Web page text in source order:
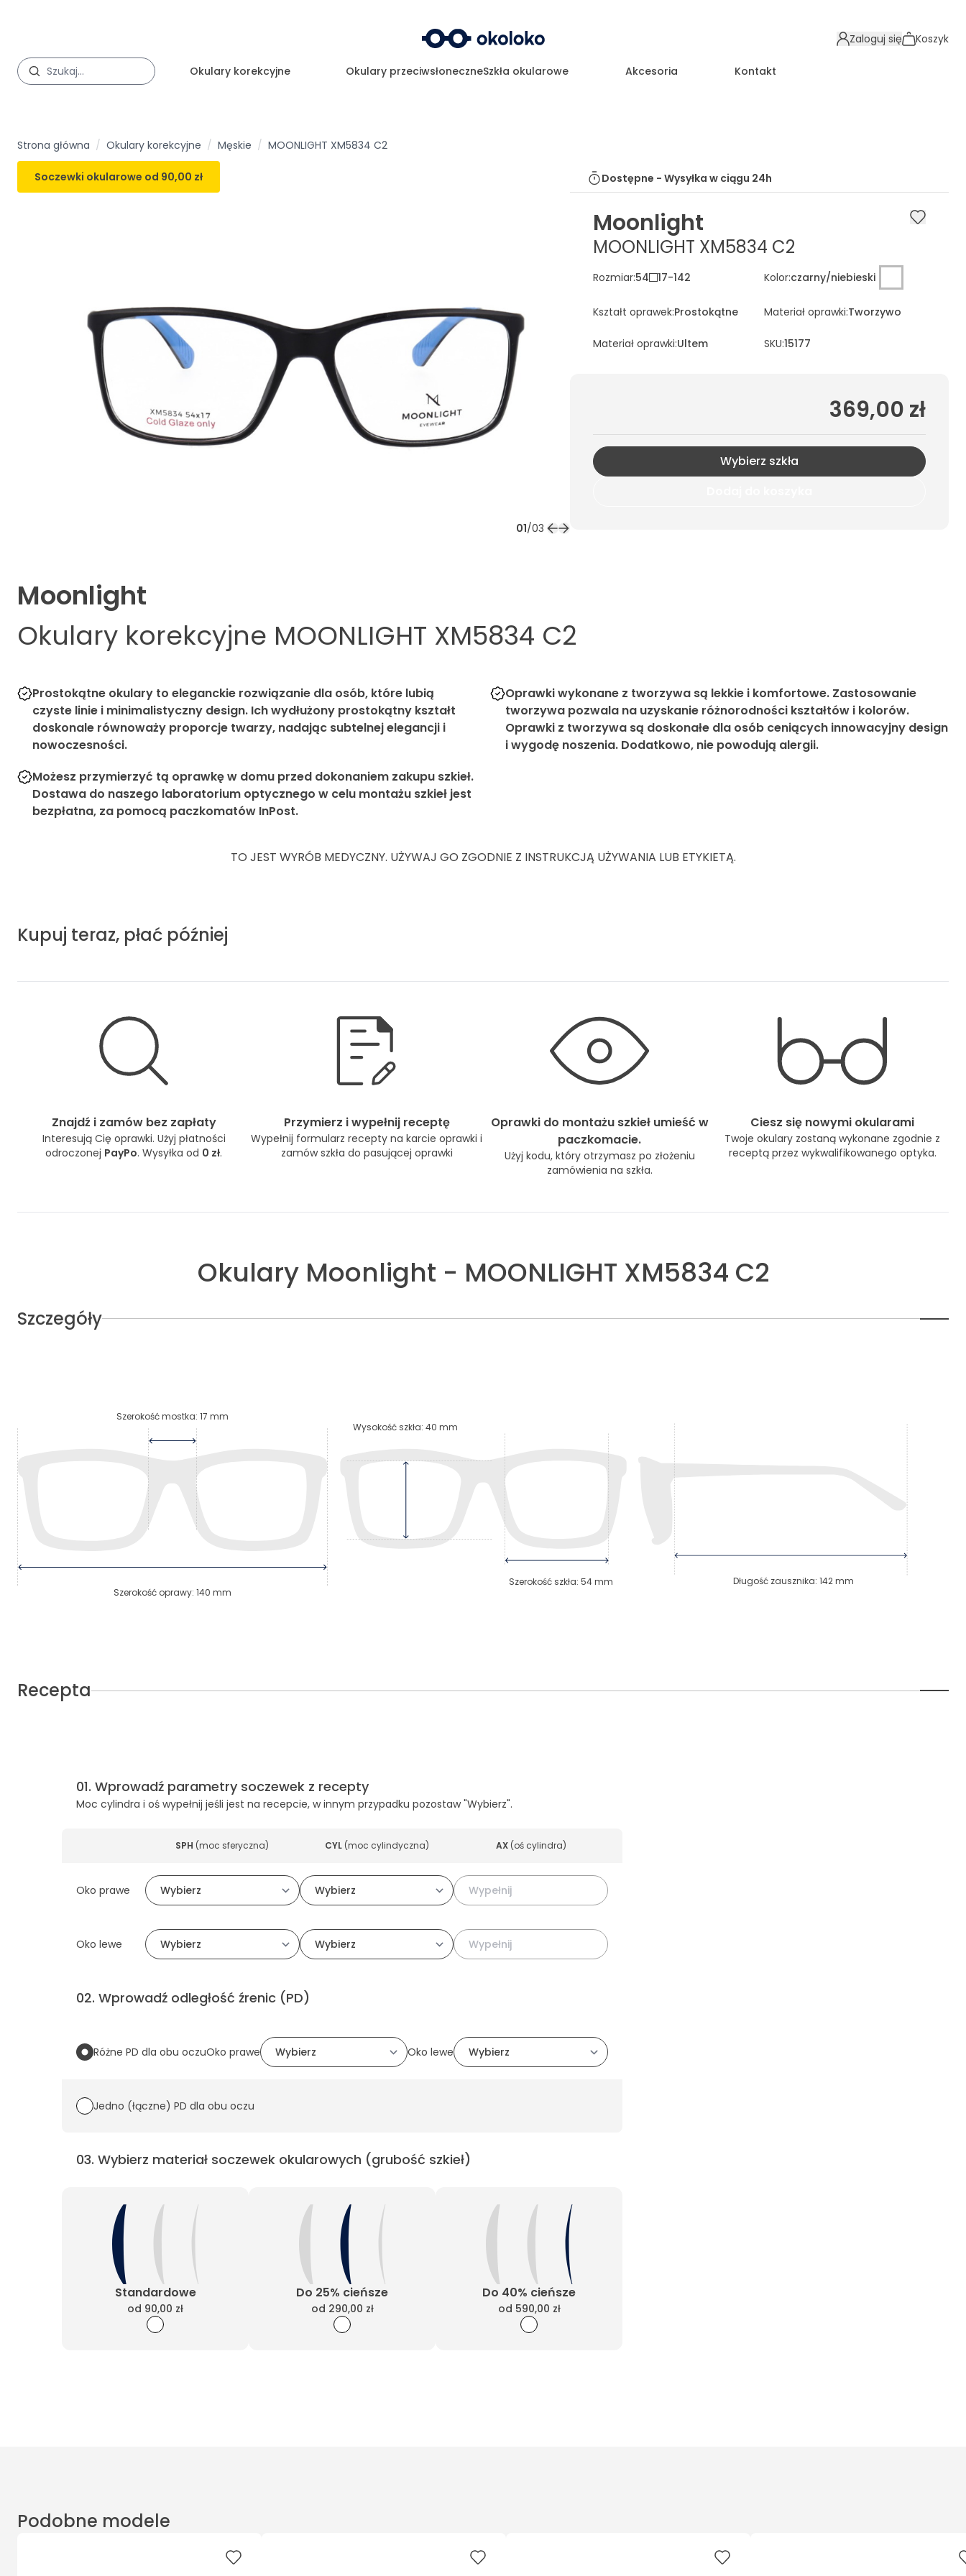
Zaloguj się Koszyk
Okulary korekcyjne Okulary przeciwsłoneczneSzkła okularowe Akcesoria Kontakt
Strona główna / Okulary korekcyjne / Męskie / MOONLIGHT XM5834 C2
Soczewki okularowe od 90,00 zł Dostępne - Wysyłka w ciągu 24h
01/03
Moonlight
MOONLIGHT XM5834 C2
Rozmiar:54 17-142 Kolor:czarny/niebieski
Kształt oprawek:Prostokątne Materiał oprawki:Tworzywo
Materiał oprawki:Ultem SKU:15177
369,00 zł
Wybierz szkła
Moonlight
Okulary korekcyjne MOONLIGHT XM5834 C2
Prostokątne okulary to eleganckie rozwiązanie dla osób, które lubią
czyste linie i minimalistyczny design. Ich wydłużony prostokątny kształt
doskonale równoważy proporcje twarzy, nadając subtelnej elegancji i
nowoczesności.
Oprawki wykonane z tworzywa są lekkie i komfortowe. Zastosowanie
tworzywa pozwala na uzyskanie różnorodności kształtów i kolorów.
Oprawki z tworzywa są doskonałe dla osób ceniących innowacyjny design
i wygodę noszenia. Dodatkowo, nie powodują alergii.
Możesz przymierzyć tą oprawkę w domu przed dokonaniem zakupu szkieł.
Dostawa do naszego laboratorium optycznego w celu montażu szkieł jest
bezpłatna, za pomocą paczkomatów InPost.
TO JEST WYRÓB MEDYCZNY. UŻYWAJ GO ZGODNIE Z INSTRUKCJĄ UŻYWANIA LUB ETYKIETĄ.
Kupuj teraz, płać później
Znajdź i zamów bez zapłaty
Interesują Cię oprawki. Użyj płatności
odroczonej PayPo. Wysyłka od 0 zł.
Przymierz i wypełnij receptę
Wypełnij formularz recepty na karcie oprawki i
zamów szkła do pasującej oprawki
Oprawki do montażu szkieł umieść w
paczkomacie.
Użyj kodu, który otrzymasz po złożeniu
zamówienia na szkła.
Ciesz się nowymi okularami
Twoje okulary zostaną wykonane zgodnie z
receptą przez wykwalifikowanego optyka.
Okulary Moonlight - MOONLIGHT XM5834 C2
Szczegóły
Szerokość mostka: 17 mm
Szerokość oprawy: 140 mm
Wysokość szkła: 40 mm
Szerokość szkła: 54mm Długość zausznika: 142mm
Recepta
01. Wprowadź parametry soczewek z recepty
Moc cylindra i oś wypełnij jeśli jest na recepcie, w innym przypadku pozostaw "Wybierz".
SPH (moc sferyczna) CYL(moc cylindyczna) AX(oś cylindra)
Oko prawe
Oko lewe
02. Wprowadź odległość źrenic (PD)
Różne PD dla obu oczuOko prawe Oko lewe
Jedno (łączne) PD dla obu oczu
03. Wybierz materiał soczewek okularowych (grubość szkieł)
Standardowe
od 90,00 zł
Do 25% cieńsze
od 290,00 zł
Do 40% cieńsze
od 590,00 zł
Podobne modele